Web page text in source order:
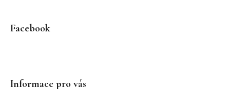
Facebook
Informace pro vás